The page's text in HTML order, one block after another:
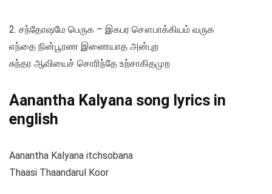
2. சந்தோஷமே பெருக – இகபர சௌபாக்கியம் வருக
எந்தை நின்பூரண இணையாத அன்புற
சுந்தர ஆவியைச் சொரிந்தே உற்சாகிதமுற
Aanantha Kalyana song lyrics in
english
Aanantha Kalyana itchsobana
Thaasi Thaandarul Koor